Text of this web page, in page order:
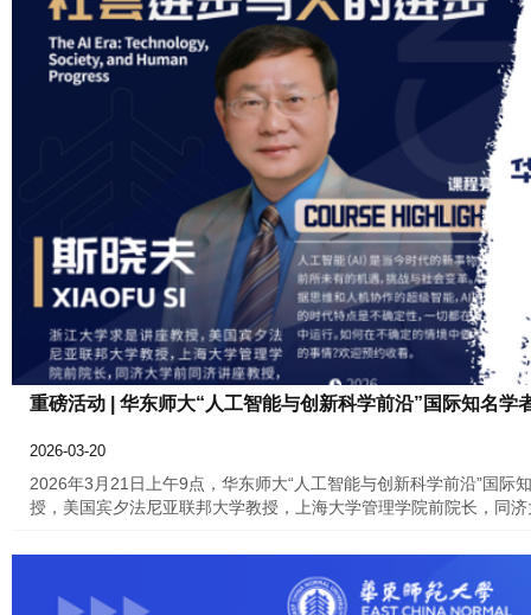
重磅活动 | 华东师大“人工智能与创新科学前沿”国际知名
2026-03-20
2026年3月21日上午9点，华东师大“人工智能与创新科学前沿”国
授，美国宾夕法尼亚联邦大学教授，上海大学管理学院前院长，同
也是学院“国际知名学者大讲堂”第32讲。